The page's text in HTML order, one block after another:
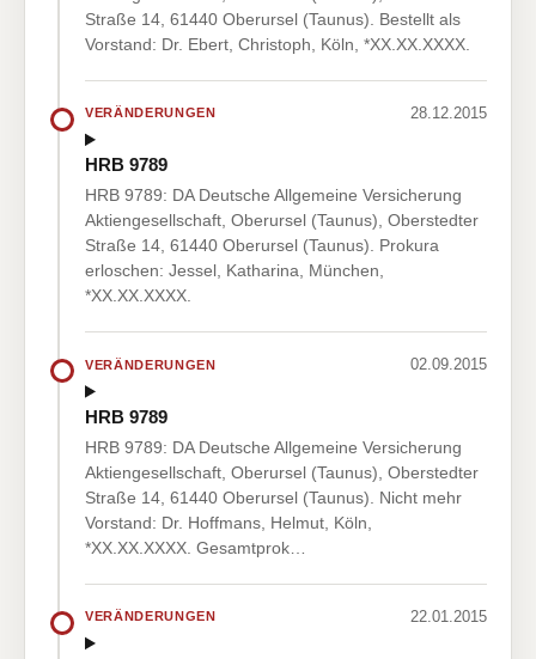
Straße 14, 61440 Oberursel (Taunus). Bestellt als
Vorstand: Dr. Ebert, Christoph, Köln, *XX.XX.XXXX.
VERÄNDERUNGEN 28.12.2015
HRB 9789
HRB 9789: DA Deutsche Allgemeine Versicherung
Aktiengesellschaft, Oberursel (Taunus), Oberstedter
Straße 14, 61440 Oberursel (Taunus). Prokura
erloschen: Jessel, Katharina, München,
*XX.XX.XXXX.
VERÄNDERUNGEN 02.09.2015
HRB 9789
HRB 9789: DA Deutsche Allgemeine Versicherung
Aktiengesellschaft, Oberursel (Taunus), Oberstedter
Straße 14, 61440 Oberursel (Taunus). Nicht mehr
Vorstand: Dr. Hoffmans, Helmut, Köln,
*XX.XX.XXXX. Gesamtprok…
VERÄNDERUNGEN 22.01.2015